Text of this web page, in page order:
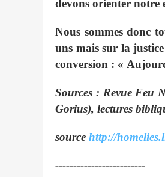
devons orienter notre
Nous sommes donc
uns mais sur la
conversion : «
Sources : Revue Feu
Gorius), lectures
source http://
-------------------------